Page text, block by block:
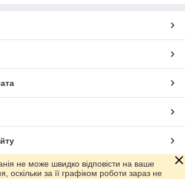
маркетплейсіProm.ua
не може швидко відповісти на ваше
оскільки за її графіком роботи зараз не